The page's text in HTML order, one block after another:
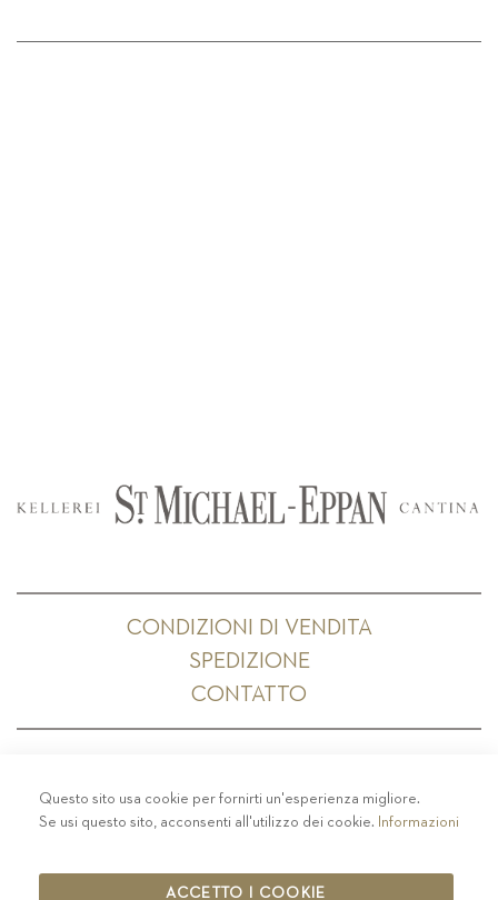
CONDIZIONI DI VENDITA
SPEDIZIONE
CONTATTO
PRIVACY-COLOPHON - COOKIE POLICY
CODICE ETICO
IT00126670215
Questo sito usa cookie per fornirti un'esperienza migliore.
Se usi questo sito, acconsenti all'utilizzo dei cookie. Informazioni
ACCETTO I COOKIE